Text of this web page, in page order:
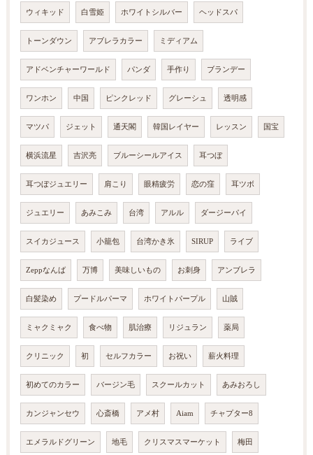
ウィキッド 白雪姫 ホワイトシルバー ヘッドスパ
トーンダウン アブレラカラー ミディアム
アドベンチャーワールド パンダ 手作り ブランデー
ワンホン 中国 ピンクレッド グレーシュ 透明感
マツパ ジェット 通天閣 韓国レイヤー レッスン 国宝
横浜流星 吉沢亮 ブルーシールアイス 耳つぼ
耳つぼジュエリー 肩こり 眼精疲労 恋の窪 耳ツボ
ジュエリー あみこみ 台湾 アルル ダージーパイ
スイカジュース 小籠包 台湾かき氷 SIRUP ライブ
Zeppなんば 万博 美味しいもの お刺身 アンブレラ
白髪染め プードルパーマ ホワイトパープル 山賊
ミャクミャク 食べ物 肌治療 リジュラン 薬局
クリニック 初 セルフカラー お祝い 薪火料理
初めてのカラー バージン毛 スクールカット あみおろし
カンジャンセウ 心斎橋 アメ村 Aiam チャプター8
エメラルドグリーン 地毛 クリスマスマーケット 梅田